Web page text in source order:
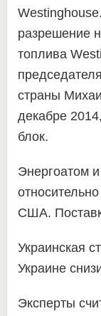
разрешение
топлива
страны
декабре
блок.
Энергоатом
США.
Украинская
Украине
Эксперты